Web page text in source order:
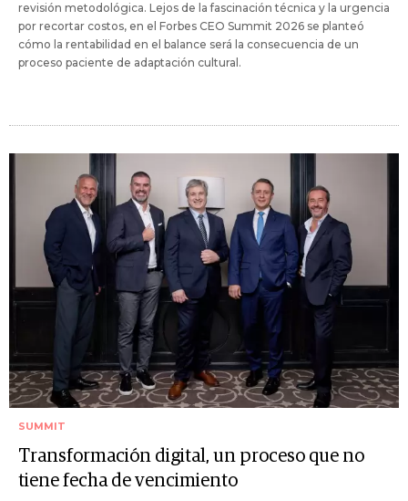
revisión metodológica. Lejos de la fascinación técnica y la urgencia
por recortar costos, en el Forbes CEO Summit 2026 se planteó
cómo la rentabilidad en el balance será la consecuencia de un
proceso paciente de adaptación cultural.
SUMMIT
Transformación digital, un proceso que no
tiene fecha de vencimiento